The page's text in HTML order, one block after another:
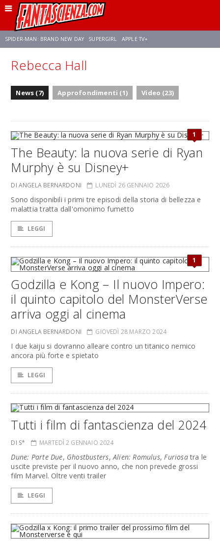
SPIDER-MAN: BRAND NEW DAY SUPERGIRL APPLE TV+
FRANCO RICCIARDIELLO ZENDAYA
Rebecca Hall
News (7) Approfondimenti (1) Video (23)
1
The Beauty: la nuova serie di Ryan
Murphy è su Disney+
DI ANGELA BERNARDONI LUNEDÌ 26 GENNAIO 2026
Sono disponibili i primi tre episodi della storia di bellezza e
malattia tratta dall'omonimo fumetto
LEGGI
1
Godzilla e Kong – Il nuovo Impero:
il quinto capitolo del MonsterVerse
arriva oggi al cinema
DI ANGELA BERNARDONI GIOVEDÌ 28 MARZO 2024
I due kaiju si dovranno alleare contro un titanico nemico
ancora più forte e spietato
LEGGI
Tutti i film di fantascienza del 2024
DI S* MARTEDÌ 2 GENNAIO 2024
Dune: Parte Due, Ghostbusters,Alien: Romulus,Furiosatra le
uscite previste per il nuovo anno, che non prevede grossi
film Marvel. Oltre venti trailer
LEGGI